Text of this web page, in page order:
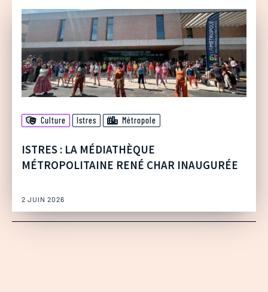
Culture Istres Métropole
ISTRES : LA MÉDIATHÈQUE
MÉTROPOLITAINE RENÉ CHAR INAUGURÉE
2 JUIN 2026